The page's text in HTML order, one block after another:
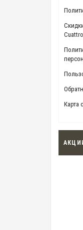
Cuattro
Карта